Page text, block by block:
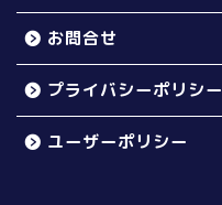
お問合せ
プライバシーポリシー
ユーザーポリシー